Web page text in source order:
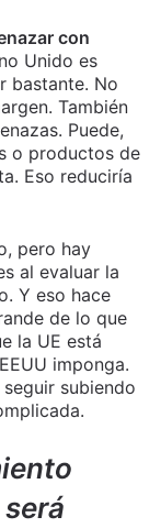
con
Unido es
bastante. No
También
Puede,
o productos de
Eso reduciría
pero hay
al evaluar la
Y eso hace
de lo que
la UE está
imponga.
seguir subiendo